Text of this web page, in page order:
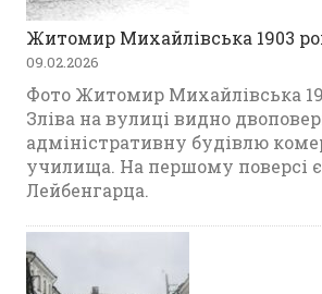
Житомир Михайлівська 1903
09.02.2026
Фото Житомир Михайлівська
Зліва на вулиці видно
адміністративну будівлю
училища. На першому поверсі
Лейбенгарца.